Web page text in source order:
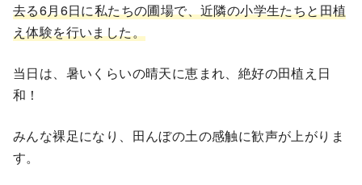
去る6月6日に私たちの圃場で、近隣の小学生たちと田植
え体験を行いました。
当日は、暑いくらいの晴天に恵まれ、絶好の田植え日
和！
みんな裸足になり、田んぼの土の感触に歓声が上がりま
す。